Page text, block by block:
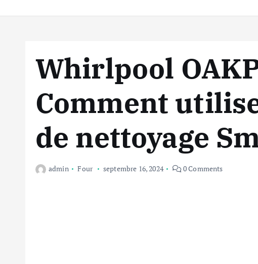
Whirlpool
Comment
de nettoyage
admin Four septembre 16, 2024 0 Comments